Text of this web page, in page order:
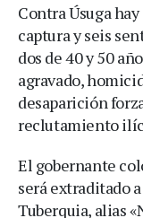
Contra Úsuga
captura y seis
dos de 40 y 50
agravado,
desaparición
reclutamiento
El gobernante
será extraditado
Tuberquia, alias